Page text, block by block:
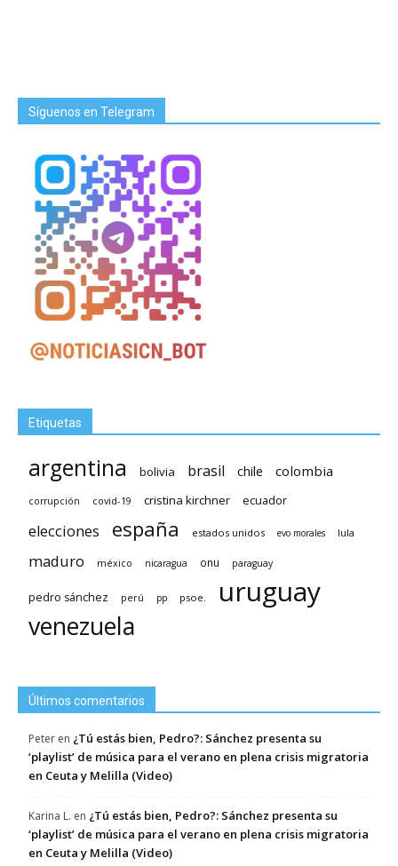
Síguenos en Telegram
Etiquetas
argentina bolivia brasil chile colombia
corrupción covid-19 cristina kirchner ecuador
elecciones españa estados unidos evo morales lula
maduro méxico nicaragua onu paraguay
pedro sánchez perú pp psoe. uruguay
venezuela
Últimos comentarios
Peter en ¿Tú estás bien, Pedro?: Sánchez presenta su
‘playlist’ de música para el verano en plena crisis migratoria
en Ceuta y Melilla (Video)
Karina L. en ¿Tú estás bien, Pedro?: Sánchez presenta su
‘playlist’ de música para el verano en plena crisis migratoria
en Ceuta y Melilla (Video)